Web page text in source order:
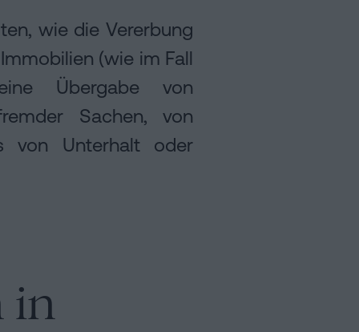
wie die Vererbung
(wie im Fall
Übergabe von
Sachen, von
von Unterhalt oder
in